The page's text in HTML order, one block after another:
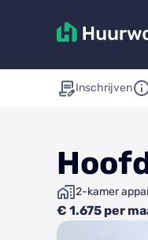
Inschrijven
2-kamer
€ 1.675 per